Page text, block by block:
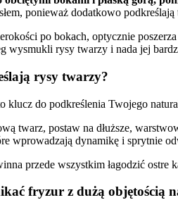
ponieważ dodatkowo podkreślają
po bokach, optycznie
wysmukli rysy twarzy i nada jej
rysy twarzy?
klucz do podkreślenia Twojego
twarz, postaw na dłuższe,
wprowadzają dynamikę i sprytnie
przede wszystkim łagodzić
fryzur z dużą objętością